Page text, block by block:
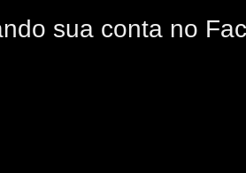
sua conta no